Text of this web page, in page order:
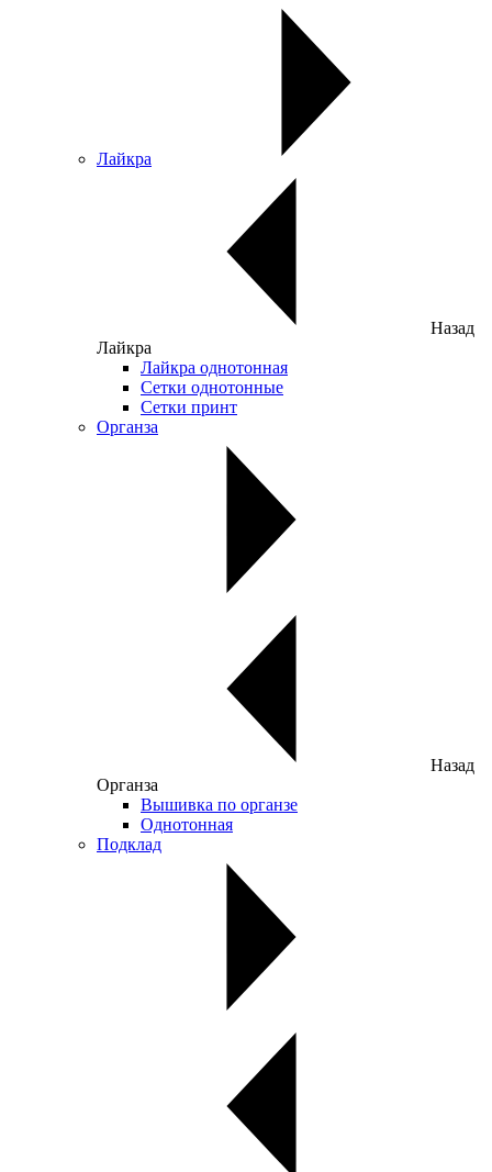
Лайкра
Назад
Лайкра
Лайкра однотонная
Сетки однотонные
Сетки принт
Органза
Назад
Органза
Вышивка по органзе
Однотонная
Подклад